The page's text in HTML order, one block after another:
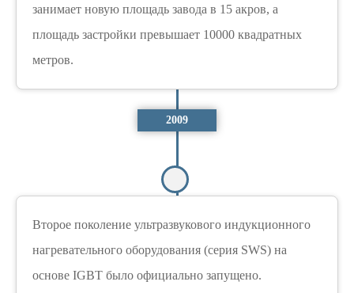
занимает новую площадь завода в 15 акров, а
площадь застройки превышает 10000 квадратных
метров.
2009
Второе поколение ультразвукового индукционного
нагревательного оборудования (серия SWS) на
основе IGBT было официально запущено.